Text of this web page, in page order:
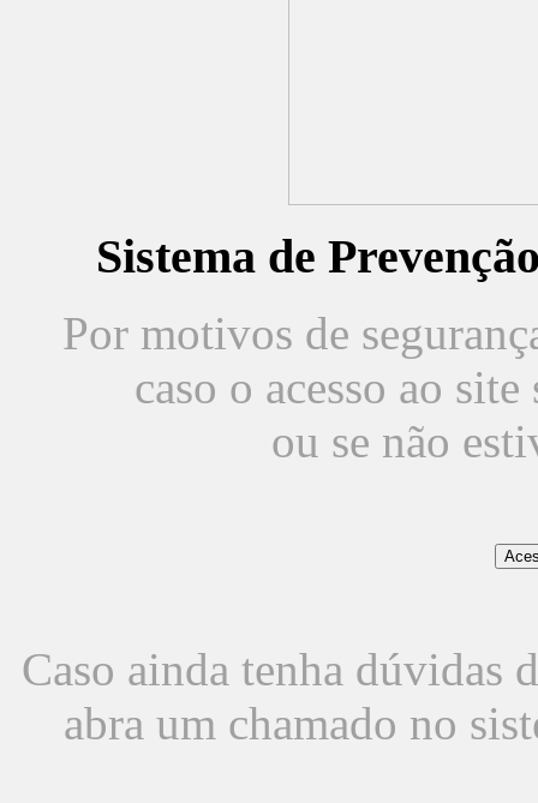
Sistema de
Por motivos de
caso o acesso ao
ou se não
Caso ainda tenha dúvidas
abra um chamado no